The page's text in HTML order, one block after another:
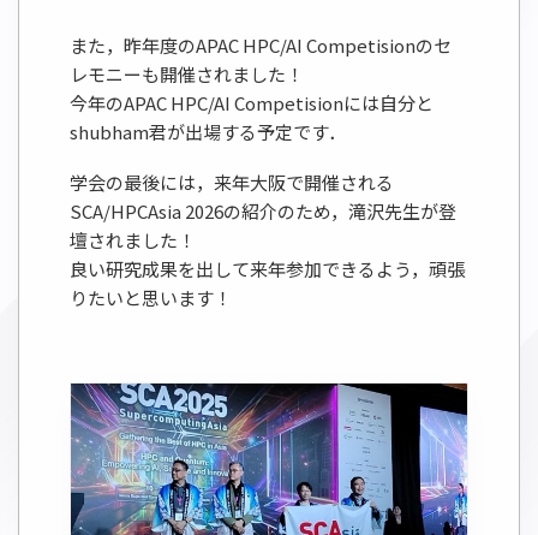
また，昨年度のAPAC HPC/AI Competisionのセ
レモニーも開催されました！
今年のAPAC HPC/AI Competisionには自分と
shubham君が出場する予定です．
学会の最後には，来年大阪で開催される
SCA/HPCAsia 2026の紹介のため，滝沢先生が登
壇されました！
良い研究成果を出して来年参加できるよう，頑張
りたいと思います！